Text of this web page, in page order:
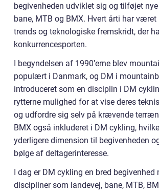
begivenheden udviklet sig og tilføjet
bane, MTB og BMX. Hvert årti har
trends og teknologiske fremskridt, der
konkurrencesporten.
I begyndelsen af 1990’erne blev
populært i Danmark, og DM i
introduceret som en disciplin i DM
rytterne mulighed for at vise deres
og udfordre sig selv på krævende
BMX også inkluderet i DM cykling,
yderligere dimension til begivenheden
bølge af deltagerinteresse.
I dag er DM cykling en bred begivenhed
discipliner som landevej, bane, MTB,